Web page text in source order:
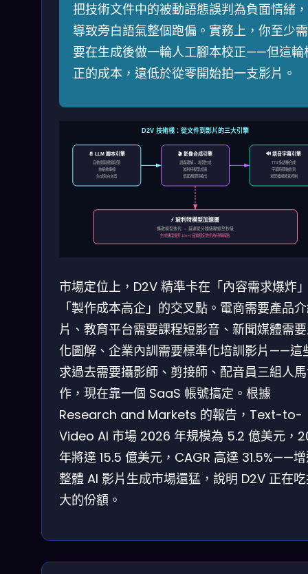
把技術文件中的被動語態誤判為負面情緒，
導致旁白語氣整個跑偏。實務上，你至少需
要在生成後做一輪人工腳本校正——但這輪
正的成本，遠低於從零開始拍一支影片。
D2V 技術棧：從文件到影片的三大引擎
📄 LLM 腳本引擎
自動提取關鍵段落
重組敘事線
生成旁白文案
🎬 影像合成引擎
語義理解 → 場景生成
玻利特模型加速
低延遲即時輸出
🔊 語音字幕引擎
TTS 多語種合成
字幕時間軸對齊
場景轉場節奏控制
⚡ 玻利特模型加速層
擴散模型迭代 → 延遲從分鐘級壓縮至秒級
生成速度提升 10x+ | 品質穩定性仍為待解痛點
市場定位上，D2V 精準卡在「內容需求爆炸
「製作成本高企」的交叉點。電商需要產品
片、教育平台需要課程短影音、新聞媒體需
化圖解、企業內訓需要標準化培訓影片——這
求過去需要攝影師、剪接師、配音員三組人
作，現在靠一個 SaaS 帳號搞定。根據
Research and Markets 的報告，Text-to-
Video AI 市場 2026 年規模為 5.2 億美元，
年將達 15.5 億美元，CAGR 高達 31.5%——
整體 AI 影片生成市場還猛，說明 D2V 正在
大的份額。